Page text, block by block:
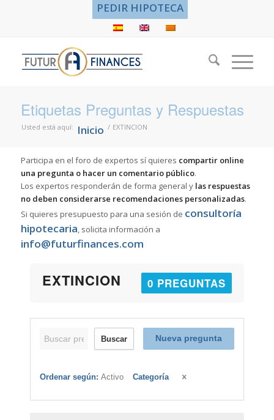
PEDIR HIPOTECA
Etiquetas Preguntas y Respuestas
Usted está aquí: Inicio / EXTINCION
Participa en el foro de expertos sí quieres compartir online
una pregunta o hacer un comentario público.
Los expertos responderán de forma general y las respuestas
no deben considerarse recomendaciones personalizadas.
Si quieres presupuesto para una sesión de consultoría
hipotecaria, solicita información a
info@futurfinances.com
EXTINCION 0 PREGUNTAS
Nueva pregunta
Buscar
Ordenar según: Activo Categoría